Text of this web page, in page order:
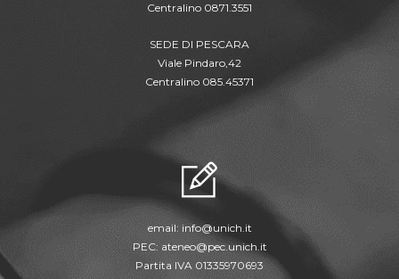
Centralino 0871.3551
SEDE DI PESCARA
Viale Pindaro,42
Centralino 085.45371
email: info@unich.it
PEC: ateneo@pec.unich.it
Partita IVA 01335970693